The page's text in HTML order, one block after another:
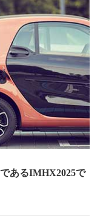
あるIMHX2025で